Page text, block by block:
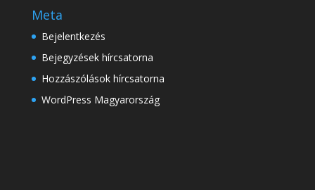
Meta
Bejelentkezés
Bejegyzések hírcsatorna
Hozzászólások hírcsatorna
WordPress Magyarország